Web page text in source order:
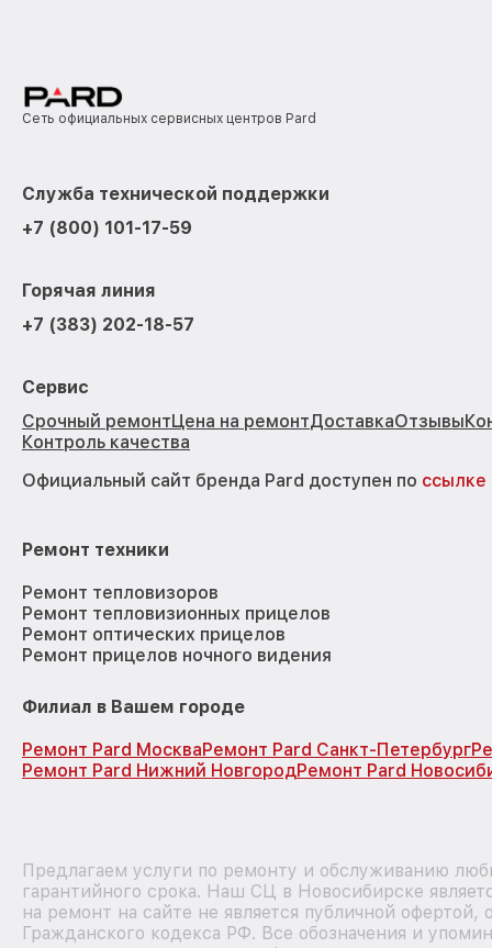
Сеть официальных сервисных центров Pard
Служба технической поддержки
+7 (800) 101-17-59
Горячая линия
+7 (383) 202-18-57
Сервис
Срочный ремонтЦена на ремонтДоставкаОтзывы
Контроль качества
Официальный сайт бренда Pard доступен по ссылке
Ремонт техники
Ремонт тепловизоров
Ремонт тепловизионных прицелов
Ремонт оптических прицелов
Ремонт прицелов ночного видения
Филиал в Вашем городе
Ремонт Pard МоскваРемонт Pard Санкт-Петербург
Ремонт Pard Нижний НовгородРемонт Pard
Предлагаем услуги по ремонту и обслуживанию
гарантийного срока. Наш СЦ в Новосибирске
на ремонт на сайте не является публичной
Гражданского кодекса РФ. Все обозначения и